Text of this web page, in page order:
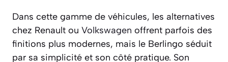
Dans cette gamme de véhicules, les alternatives
chez Renault ou Volkswagen offrent parfois des
finitions plus modernes, mais le Berlingo séduit
par sa simplicité et son côté pratique. Son